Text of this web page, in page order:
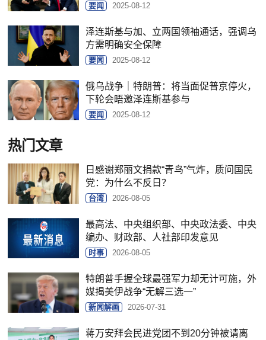
要闻 2025-08-12
泽连斯基与加、立两国领袖通话，强调乌
方需明确安全保障
要闻 2025-08-12
俄乌战争｜特朗普：将当面促普京停火，
下轮会晤邀泽连斯基参与
要闻 2025-08-12
热门文章
日感谢郑丽文捐款“青鸟”气炸，质问国民
党：为什么不反日？
台湾 2026-08-05
最高法、中央组织部、中央政法委、中央
编办、财政部、人社部印发意见
时事 2026-08-05
特朗普手握全球最强军力却无计可施，外
媒揭美伊战争“无解三选一”
新闻解画 2026-07-31
蒋万安拜会民进党团不到20分钟被请离